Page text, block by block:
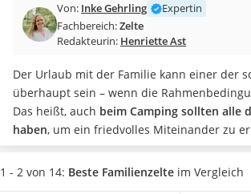
Aluminium-Koffer
Futterboot
E-Bike-Dreirad
Trekkingschuhe Herren
Reisetasche mit Rollen
Klimmzugstation
Koffer
Nachtsichtgerät
Von: Inke Gehrling
Expertin
Fachbereich:Zelte
Redakteurin: Henriette Ast
Der Urlaub mit der Familie kann einer der
überhaupt sein – wenn die
Das heißt, auch beim Camping sollten alle
haben, um ein friedvolles Miteinander zu
die Luft nicht zu dick wird, ist
Belüftung zu achten. Und auch dem
1 - 2 von 14: Beste Familienzelte im Vergleich